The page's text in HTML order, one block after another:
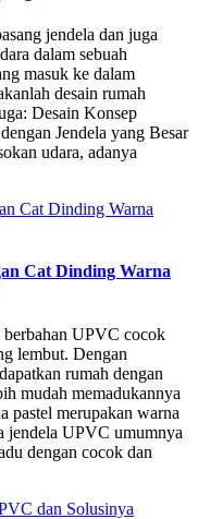
jendela dan juga
dalam sebuah
masuk ke dalam
desain rumah
Desain Konsep
Jendela yang Besar
udara, adanya
Cat Dinding Warna
UPVC cocok
lembut. Dengan
rumah dengan
mudah memadukannya
pastel merupakan warna
jendela UPVC umumnya
dengan cocok dan